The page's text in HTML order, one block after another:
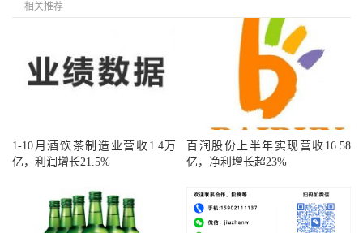
相关推荐
1-10月酒饮茶制造业营收1.4万
亿，利润增长21.5%
百润股份上半年实现营收16.58
亿，净利增长超23%